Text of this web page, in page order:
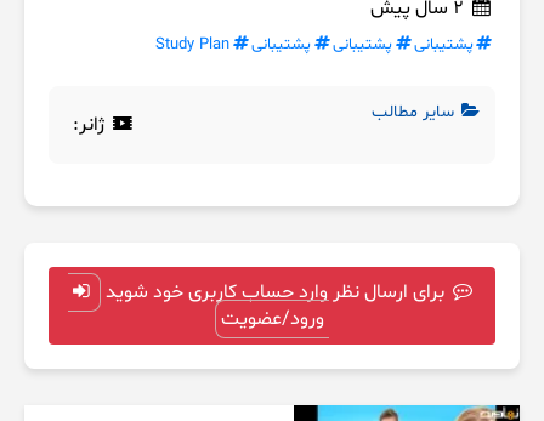
پشتیبانی پشتیبانی پشتیبانی Study Plan
سایر مطالب ژانر:
برای ارسال نظر وارد حساب کاربری خود شوید
ورود/عضویت